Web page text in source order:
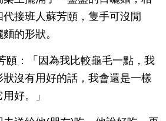
接班人蘇芳頤，隻手可沒閒
的形狀。
頤：「因為我比較龜毛一點，我
沒有用好的話，我會還是一樣
好。」